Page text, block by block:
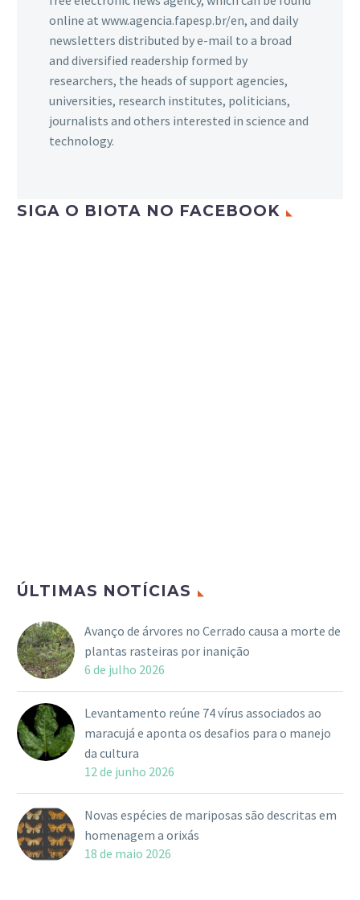
online at www.agencia.fapesp.br/en, and daily
newsletters distributed by e-mail to a broad
and diversified readership formed by
researchers, the heads of support agencies,
universities, research institutes, politicians,
journalists and others interested in science and
technology.
SIGA O BIOTA NO FACEBOOK
ÚLTIMAS NOTÍCIAS
Avanço de árvores no Cerrado causa a morte de
plantas rasteiras por inanição
6 de julho 2026
Levantamento reúne 74 vírus associados ao
maracujá e aponta os desafios para o manejo
da cultura
12 de junho 2026
Novas espécies de mariposas são descritas em
homenagem a orixás
18 de maio 2026